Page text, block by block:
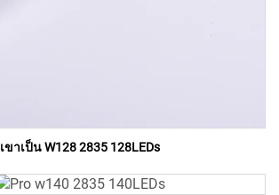
เขาเป็น W128 2835 128LEDs